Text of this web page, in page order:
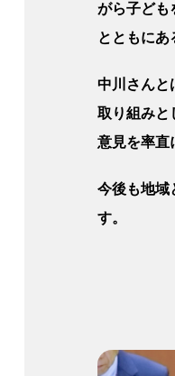
がら子ども
とともにあ
中川さんと
取り組みと
意見を率直
今後も地域
す。